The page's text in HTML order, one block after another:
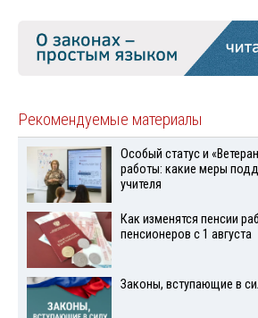
Рекомендуемые материалы
Особый статус и
работы: какие меры
учителя
Как изменятся пенсии
пенсионеров с 1 августа
Законы, вступающие в